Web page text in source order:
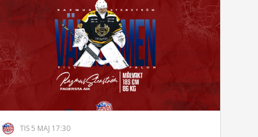
TIS 5 MAJ 17:30